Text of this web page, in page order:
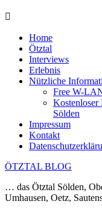
Home
Ötztal
Interviews
Erlebnis
Nützliche
Free W-
Kostenloser
Sölden
Impressum
Kontakt
ÖTZTAL BLOG
… das Ötztal Sölden,
Umhausen, Oetz,